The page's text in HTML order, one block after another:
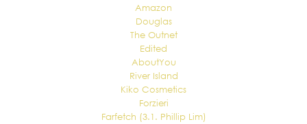
Amazon
Douglas
The Outnet
Edited
AboutYou
River Island
Kiko Cosmetics
Forzieri
Farfetch (3.1. Phillip Lim)